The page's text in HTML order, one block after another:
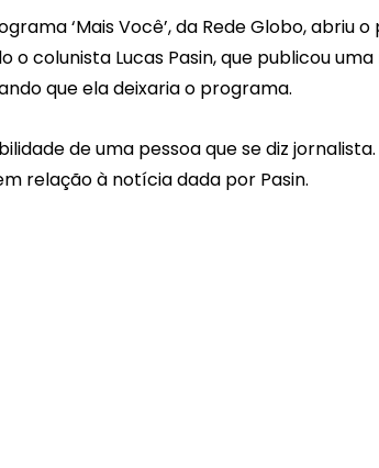
‘Mais Você’, da Rede Globo, abriu
o colunista Lucas Pasin, que publicou
que ela deixaria o programa.
de uma pessoa que se diz
relação à notícia dada por Pasin.